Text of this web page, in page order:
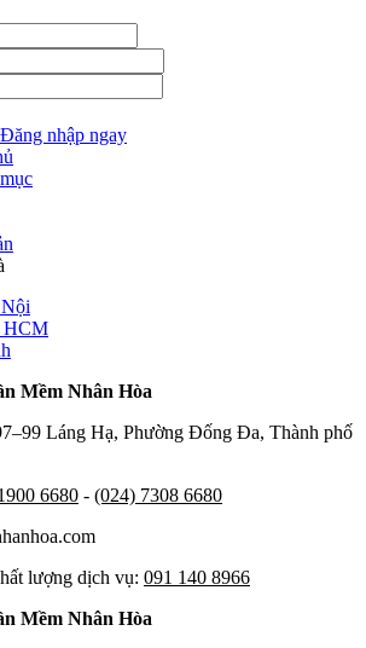
Đăng nhập ngay
HCM
Mềm Nhân Hòa
Láng Hạ, Phường Đống Đa, Thành phố
6680 - (024) 7308 6680
lượng dịch vụ: 091 140 8966
Mềm Nhân Hòa